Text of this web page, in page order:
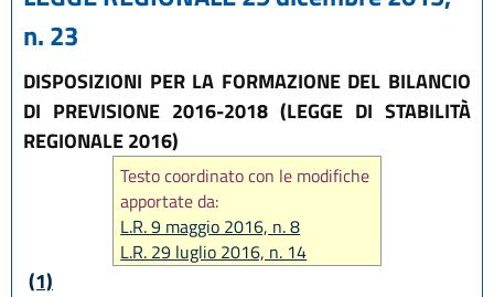
n. 23
DISPOSIZIONI PER LA FORMAZIONE DEL BILANCIO
DI PREVISIONE 2016-2018 (LEGGE DI STABILITÀ
REGIONALE 2016)
Testo coordinato con le modifiche
apportate da:
L.R. 9 maggio 2016, n. 8
L.R. 29 luglio 2016, n. 14
(1)